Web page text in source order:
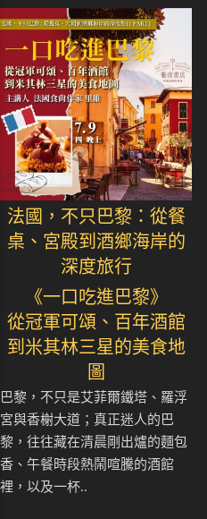
法國，不只巴黎：從餐
桌、宮殿到酒鄉海岸的
深度旅行
《一口吃進巴黎》
從冠軍可頌、百年酒館
到米其林三星的美食地
圖
巴黎，不只是艾菲爾鐵塔、羅浮
宮與香榭大道；真正迷人的巴
黎，往往藏在清晨剛出爐的麵包
香、午餐時段熱鬧喧騰的酒館
裡，以及一杯..